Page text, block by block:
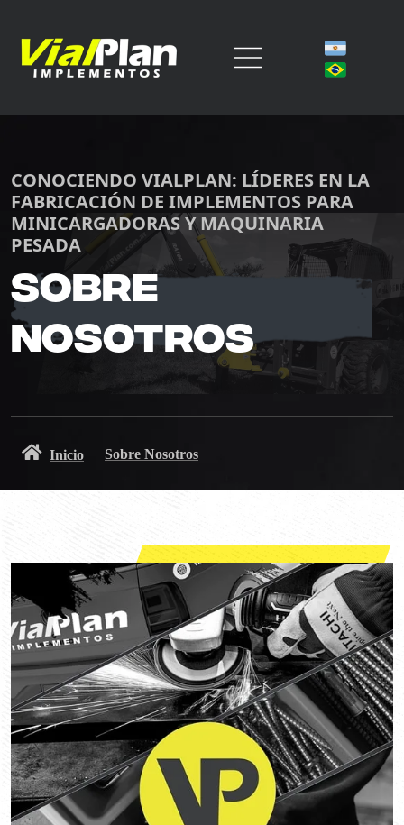
CONOCIENDO VIALPLAN: LÍDERES EN LA
FABRICACIÓN DE IMPLEMENTOS PARA
MINICARGADORAS Y MAQUINARIA
PESADA
Sobre
Nosotros
Inicio Sobre Nosotros